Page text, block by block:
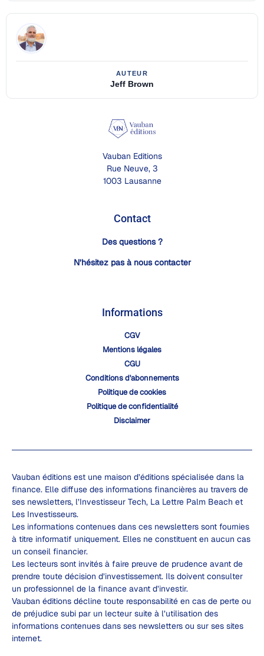
Jeff Brown
Vauban Editions
Rue Neuve, 3
1003 Lausanne
Contact
Des questions ?
N’hésitez pas à nous contacter
Informations
CGV
Mentions légales
CGU
Conditions d'abonnements
Politique de cookies
Politique de confidentialité
Disclaimer
Vauban éditions est une maison d’éditions spécialisée dans la
finance. Elle diffuse des informations financières au travers de
ses newsletters, l’Investisseur Tech, La Lettre Palm Beach et
Les Investisseurs.
Les informations contenues dans ces newsletters sont fournies
à titre informatif uniquement. Elles ne constituent en aucun cas
un conseil financier.
Les lecteurs sont invités à faire preuve de prudence avant de
prendre toute décision d’investissement. Ils doivent consulter
un professionnel de la finance avant d’investir.
Vauban éditions décline toute responsabilité en cas de perte ou
de préjudice subi par un lecteur suite à l’utilisation des
informations contenues dans ses newsletters ou sur ses sites
internet.